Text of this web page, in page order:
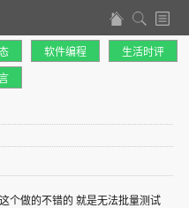
软件编程 生活时评
个做的不错的 就是无法批量测试